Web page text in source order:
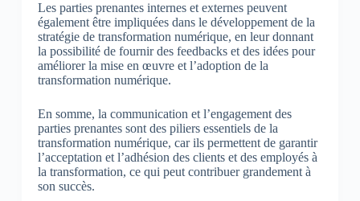
Les parties prenantes internes et externes peuvent
également être impliquées dans le développement de la
stratégie de transformation numérique, en leur donnant
la possibilité de fournir des feedbacks et des idées pour
améliorer la mise en œuvre et l’adoption de la
transformation numérique.
En somme, la communication et l’engagement des
parties prenantes sont des piliers essentiels de la
transformation numérique, car ils permettent de garantir
l’acceptation et l’adhésion des clients et des employés à
la transformation, ce qui peut contribuer grandement à
son succès.